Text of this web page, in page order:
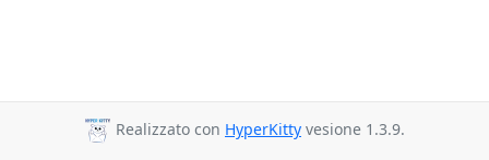
Realizzato con HyperKitty vesione 1.3.9.